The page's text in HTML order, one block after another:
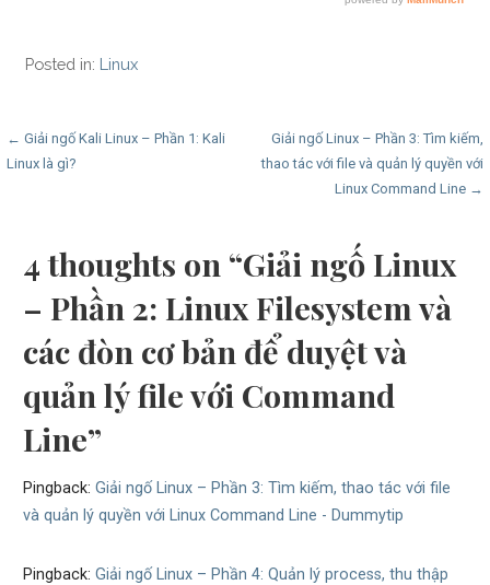
Posted in: Linux
Post
navigation
← Giải ngố Kali Linux – Phần 1: Kali
Linux là gì?
Giải ngố Linux – Phần 3: Tìm kiếm,
thao tác với file và quản lý quyền với
Linux Command Line →
4 thoughts on “Giải ngố Linux
– Phần 2: Linux Filesystem và
các đòn cơ bản để duyệt và
quản lý file với Command
Line”
Pingback: Giải ngố Linux – Phần 3: Tìm kiếm, thao tác với file
và quản lý quyền với Linux Command Line - Dummytip
Pingback: Giải ngố Linux – Phần 4: Quản lý process, thu thập